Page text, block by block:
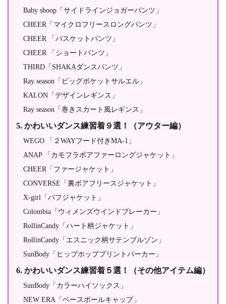
Baby shoop「サイドラインジョガーパンツ」
CHEER「マイクロフリースロングパンツ」
CHEER 「バスケットパンツ」
CHEER 「ショートパンツ」
THIRD「SHAKAダンスパンツ」
Ray season「ビッグポケットサルエル」
KALON「デザインレギンス」
Ray season「巻きスカート風レギンス」
かわいいダンス練習着９選！（アウター編）
WEGO 「２WAYフード付きMA-1」
ANAP 「カモフラボアファーロングジャケット」
CHEER「ファージャケット」
CONVERSE「裏ボアフリースジャケット」
X-girl「パフジャケット」
Colombia「ウィメンズウインドブレーカー」
RollinCandy「ハート柄ジャケット」
RollinCandy「エスニック柄サテンブルゾン」
SunBody「ヒップホッププリントパーカー」
かわいいダンス練習着５選！（その他アイテム編）
SunBody「カラーハイソックス」
NEW ERA「ベースボールキャップ」